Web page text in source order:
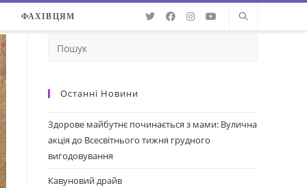
ФАХІВЦЯМ
Останні Новини
Здорове майбутнє починається з мами: Вулична
акція до Всесвітнього тижня грудного
вигодовування
Кавуновий драйв